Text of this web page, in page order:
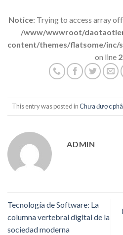
Notice: Trying to access array
/www/wwwroot/
content/themes/flatsome/inc/
on line
This entry was posted inChưa được
ADMIN
Tecnología de Software: La
columna vertebral digital de la
sociedad moderna